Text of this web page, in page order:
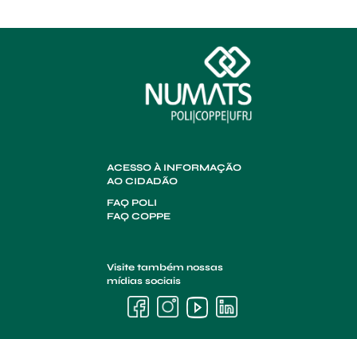
ACESSO À INFORMAÇÃO
AO CIDADÃO
FAQ POLI
FAQ COPPE
Visite também nossas
mídias sociais